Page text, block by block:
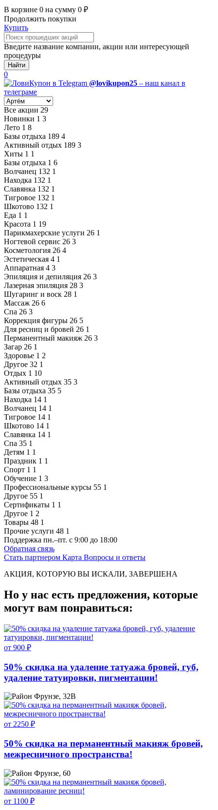
В корзине 0 на сумму 0 ₽
Продолжить покупки
Купить
Введите название компании, акции или интересующей
процедуры
Найти
0
@lovikupon25 – наш канал в
телеграме
Все акции 29
Новинки 1 3
Лето 1 8
Базы отдыха 189 4
Активный отдых 189 3
Хиты 1 1
Базы отдыха 1 6
Волчанец 132 1
Находка 132 1
Славянка 132 1
Тигровое 132 1
Шкотово 132 1
Еда 1 1
Красота 1 19
Парикмахерские услуги 26 1
Ногтевой сервис 26 3
Косметология 26 4
Эстетическая 4 1
Аппаратная 4 3
Эпиляция и депиляция 26 3
Лазерная эпиляция 28 3
Шугаринг и воск 28 1
Массаж 26 6
Спа 26 3
Коррекция фигуры 26 5
Для ресниц и бровей 26 1
Перманентный макияж 26 3
Загар 26 1
Здоровье 1 2
Другое 32 1
Отдых 1 10
Активный отдых 35 3
Базы отдыха 35 5
Находка 14 1
Волчанец 14 1
Тигровое 14 1
Шкотово 14 1
Славянка 14 1
Спа 35 1
Детям 1 1
Праздник 1 1
Спорт 1 1
Обучение 1 3
Профессиональные курсы 55 1
Другое 55 1
Сертификаты 1 1
Другое 1 2
Товары 48 1
Прочие услуги 48 1
Поддержка пн.–пт. с 9:00 до 18:00
Обратная связь
Стать партнером Карта Вопросы и ответы
АКЦИЯ, КОТОРУЮ ВЫ ИСКАЛИ, ЗАВЕРШЕНА
Но у нас есть предложения, которые
могут вам понравиться:
от 900 ₽
50% скидка на удаление татуажа бровей, губ,
удаление татуировки, пигментации!
Фрунзе, 32В
от 2250 ₽
50% скидка на перманентный макияж бровей,
межресничного пространства!
Фрунзе, 60
от 1100 ₽